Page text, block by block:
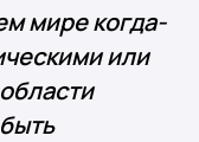
мире когда-
или